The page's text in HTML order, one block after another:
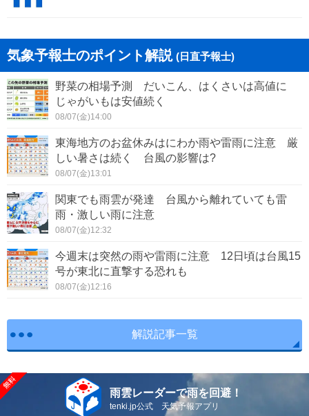
気象予報士のポイント解説 (日直予報士)
野菜の相場予測 だいこん、はくさいは高値に
じゃがいもは安値続く
08/07(金)14:00
東海地方のお盆休みはにわか雨や雷雨に注意 厳
しい暑さは続く 台風の影響は?
08/07(金)13:01
関東でも雨雲が発達 台風から離れていても雷
雨・激しい雨に注意
08/07(金)12:32
今週末は突然の雨や雷雨に注意 12日頃は台風15
号が東北に直撃する恐れも
08/07(金)12:16
解説記事一覧
雨雲レーダーで雨を回避！
tenki.jp公式 天気予報アプリ